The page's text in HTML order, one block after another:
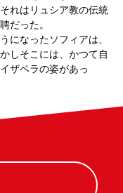
れはリュシア教の伝統
だった。
になったソフィアは、
しそこには、かつて自
ザベラの姿があっ